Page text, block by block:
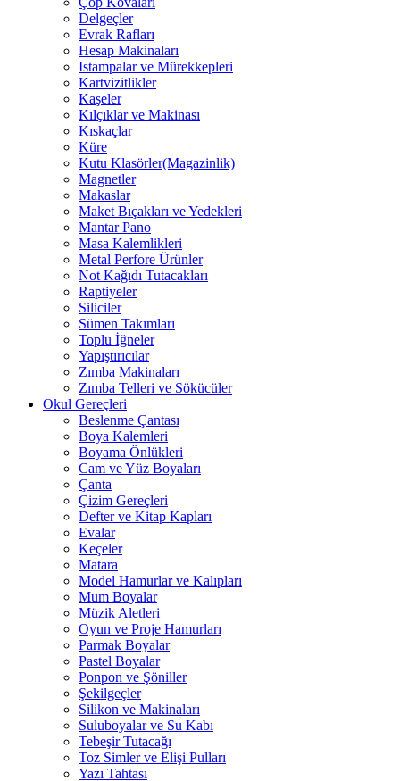
Delgeçler
Evrak Rafları
Hesap Makinaları
Istampalar ve Mürekkepleri
Kartvizitlikler
Kaşeler
Kılçıklar ve Makinası
Kıskaçlar
Küre
Kutu Klasörler(Magazinlik)
Magnetler
Makaslar
Maket Bıçakları ve Yedekleri
Mantar Pano
Masa Kalemlikleri
Metal Perfore Ürünler
Not Kağıdı Tutacakları
Raptiyeler
Siliciler
Sümen Takımları
Toplu İğneler
Yapıştırıcılar
Zımba Makinaları
Zımba Telleri ve Sökücüler
Okul Gereçleri
Beslenme Çantası
Boya Kalemleri
Boyama Önlükleri
Cam ve Yüz Boyaları
Çanta
Çizim Gereçleri
Defter ve Kitap Kapları
Evalar
Keçeler
Matara
Model Hamurlar ve Kalıpları
Mum Boyalar
Müzik Aletleri
Oyun ve Proje Hamurları
Parmak Boyalar
Pastel Boyalar
Ponpon ve Şöniller
Şekilgeçler
Silikon ve Makinaları
Suluboyalar ve Su Kabı
Tebeşir Tutacağı
Toz Simler ve Elişi Pulları
Yazı Tahtası